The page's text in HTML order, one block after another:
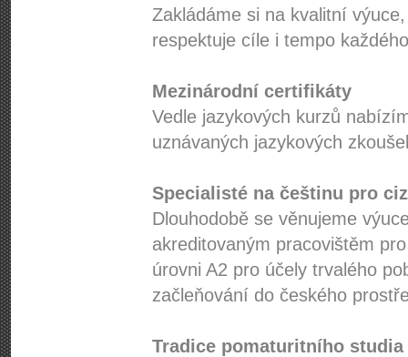
Zakládáme si na kvalitní
respektuje cíle i tempo
Mezinárodní certifikáty
Vedle jazykových kurzů
uznávaných jazykových
Specialisté na češtinu pro
Dlouhodobě se věnujeme
akreditovaným pracovištěm
úrovni A2 pro účely trvalého
začleňování do českého
Tradice pomaturitního studia